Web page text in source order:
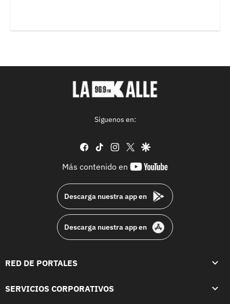
Síguenos en:
facebook
tiktok instagram
twittergoogle
Más contenido en
youtube-
Descarga nuestra app en
Descarga nuestra app en
RED DE PORTALES
SERVICIOS CORPORATIVOS